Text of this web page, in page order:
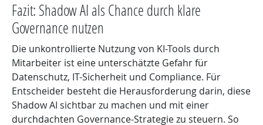
Fazit: Shadow AI als Chance durch klare
Governance nutzen
Die unkontrollierte Nutzung von KI-Tools durch
Mitarbeiter ist eine unterschätzte Gefahr für
Datenschutz, IT-Sicherheit und Compliance. Für
Entscheider besteht die Herausforderung darin, diese
Shadow AI sichtbar zu machen und mit einer
durchdachten Governance-Strategie zu steuern. So